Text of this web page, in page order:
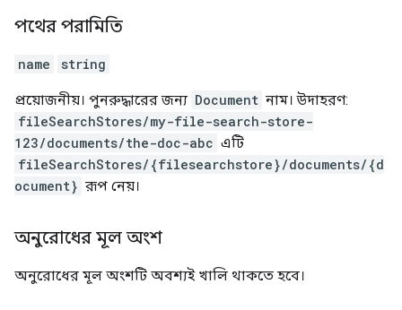
পথের পরামিতি
name string
প্রয়োজনীয়। পুনরুদ্ধারের জন্য Document নাম। উদাহরণ:
fileSearchStores/my-file-search-store-
123/documents/the-doc-abc এটি
fileSearchStores/{filesearchstore}/documents/{d
ocument} রূপ নেয়।
অনুরোধের মূল অংশ
অনুরোধের মূল অংশটি অবশ্যই খালি থাকতে হবে।